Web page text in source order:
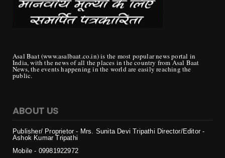
Asal Baat (www.asalbaat.co.in) is the most popular news portal in
India, with the news of all the places in the country from Asal Baat
News, the events happening in the world are easily reaching the
public.
ABOUT US
Publisher/ Proprietor - Mrs. Sunita Devi Tripathi Director/Editor -
Ashok Kumar Tripathi
Mobile - 09981922972